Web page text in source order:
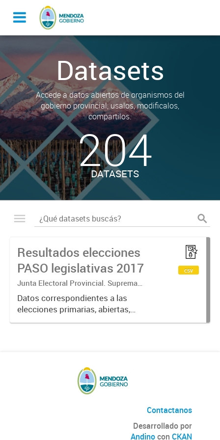
Datasets
Accede a datos abiertos de organismos del
gobierno provincial, usalos, modificalos,
compartilos.
204
DATASETS
Resultados elecciones
PASO legislativas 2017
Junta Electoral Provincial. Suprema
Corte de Justicia. Poder Judicial
Mendoza.
Datos correspondientes a las
elecciones primarias, abiertas,
simultáneas y obligatorias de
csv
Contactanos
Desarrollado por
Andinocon CKAN